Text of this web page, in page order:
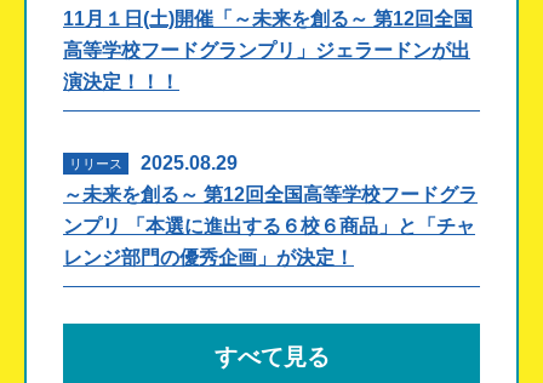
11月１日(土)開催「～未来を創る～ 第12回全国
高等学校フードグランプリ」ジェラードンが出
演決定！！！
リリース
2025.08.29
～未来を創る～ 第12回全国高等学校フードグラ
ンプリ 「本選に進出する６校６商品」と「チャ
レンジ部門の優秀企画」が決定！
すべて見る